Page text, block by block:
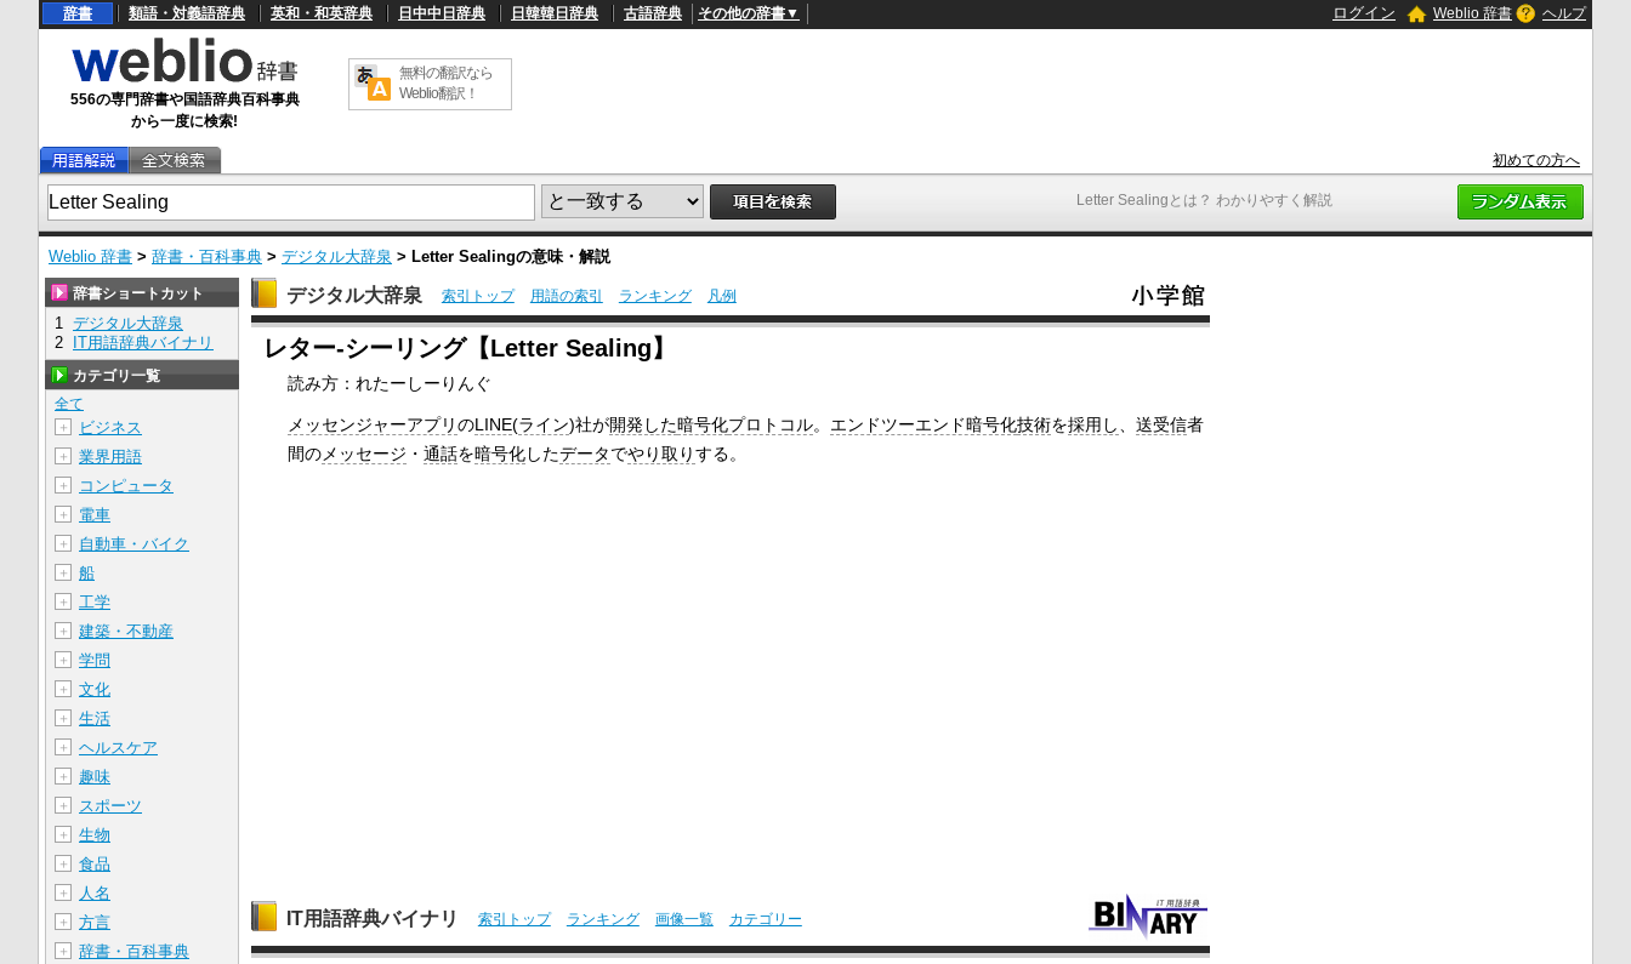
Letter Sealingとは？ わかりやすく解説
辞書 類語・対義語辞典 英和・和英辞典 日中中日辞典 日韓韓日辞典 古語辞典 その他の辞書▼ ログイン Weblio 辞書 ヘルプ
556の専門辞書や国語辞典百科事典
から一度に検索!
無料の翻訳なら
Weblio翻訳！
初めての方へ
Weblio 辞書 > 辞書・百科事典 > デジタル大辞泉 > Letter Sealingの意味・解説
U
n
u
e
/
L
o
a
:
4
1
デジタル大辞泉 索引トップ 用語の索引 ランキング 凡例
レター‐シーリング【Letter Sealing】
読み方：れたーしーりんぐ
メッセンジャーアプリのLINE(ライン)社が開発した暗号化プロトコル。 エンドツーエンド暗号化技術を採用し 、送受信者
間の メッセージ ・通話を暗号化したデータでやり取りする。
IT用語辞典バイナリ 索引トップ ランキング 画像一覧 カテゴリー
辞書ショートカット
1 デジタル大辞泉
2
IT用語辞典バイナリ
カテゴリ一覧
全て
＋
ビジネス
＋ 業界用語
＋ コンピュータ
＋ 電車
＋ 自動車・バイク
＋ 船
＋ 工学
＋ 建築・不動産
＋ 学問
＋ 文化
＋ 生活
＋ ヘルスケア
＋ 趣味
＋ スポーツ
＋ 生物
＋ 食品
＋ 人名
＋ 方言
＋ 辞書・百科事典